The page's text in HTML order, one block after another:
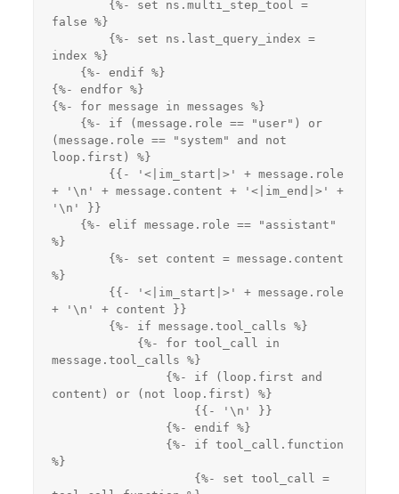
false %}
index %}
    {%- endif %}
{%- endfor %}
{%- for message in messages %}
(message.role == "system" and not
loop.first) %}
+ '\n' + message.content + '<|im_end|>' +
'\n' }}
%}
%}
+ '\n' + content }}
        {%- if message.tool_calls %}
message.tool_calls %}
content) or (not loop.first) %}
                    {{- '\n' }}
                {%- endif %}
%}